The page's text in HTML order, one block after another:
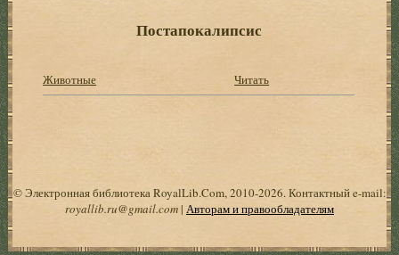
Постапокалипсис
Животные Читать
© Электронная библиотека RoyalLib.Com, 2010-2026. Контактный e-mail:
royallib.ru@gmail.com| Авторам и правообладателям